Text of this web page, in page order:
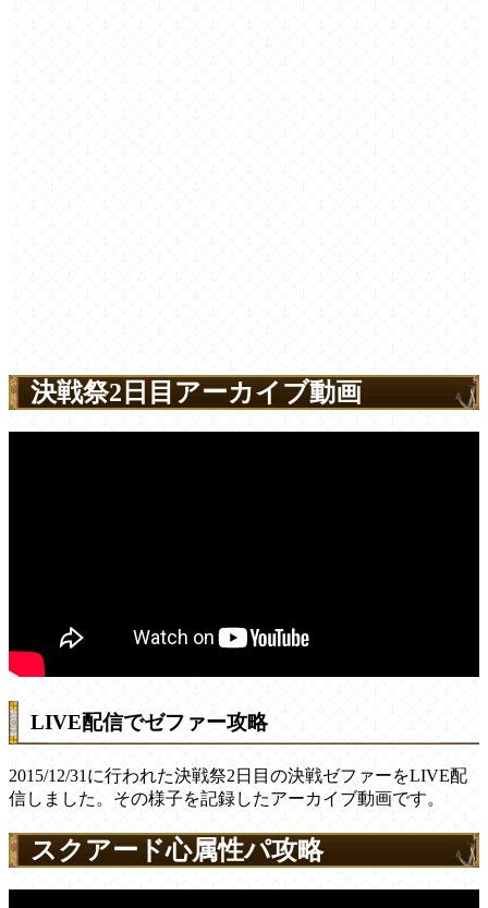
決戦祭2日目アーカイブ動画
LIVE配信でゼファー攻略
2015/12/31に行われた決戦祭2日目の決戦ゼファーをLIVE配
信しました。その様子を記録したアーカイブ動画です。
スクアード心属性パ攻略